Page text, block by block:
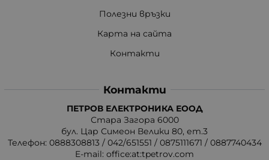
Полезни връзки
Карта на сайта
Контакти
Контакти
ПЕТРОВ ЕЛЕКТРОНИКА ЕООД
Стара Загора 6000
бул. Цар Симеон Велики 80, ет.3
Телефон: 0888308813 / 042/651551 / 0875111671 / 0887740434
E-mail: office:at:tpetrov.com